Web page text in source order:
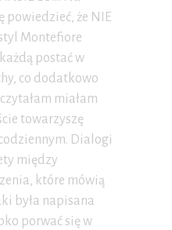
powiedzieć, że NIE
Montefiore
postać w
co dodatkowo
miałam
towarzyszę
Dialogi
między
które mówią
była napisana
porwać się w